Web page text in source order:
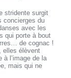
stridente surgit
concierges du
avec les
qui porte à bout
de cognac !
elles élèvent
à l’image de la
mais qui ne